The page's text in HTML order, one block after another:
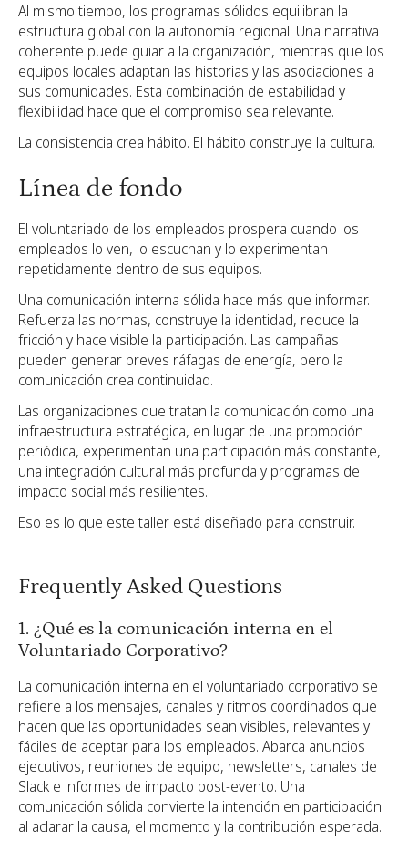
Al mismo tiempo, los programas sólidos equilibran la
estructura global con la autonomía regional. Una narrativa
coherente puede guiar a la organización, mientras que los
equipos locales adaptan las historias y las asociaciones a
sus comunidades. Esta combinación de estabilidad y
flexibilidad hace que el compromiso sea relevante.
La consistencia crea hábito. El hábito construye la cultura.
Línea de fondo
El voluntariado de los empleados prospera cuando los
empleados lo ven, lo escuchan y lo experimentan
repetidamente dentro de sus equipos.
Una comunicación interna sólida hace más que informar.
Refuerza las normas, construye la identidad, reduce la
fricción y hace visible la participación. Las campañas
pueden generar breves ráfagas de energía, pero la
comunicación crea continuidad.
Las organizaciones que tratan la comunicación como una
infraestructura estratégica, en lugar de una promoción
periódica, experimentan una participación más constante,
una integración cultural más profunda y programas de
impacto social más resilientes.
Eso es lo que este taller está diseñado para construir.
Frequently Asked Questions
1. ¿Qué es la comunicación interna en el
Voluntariado Corporativo?
La comunicación interna en el voluntariado corporativo se
refiere a los mensajes, canales y ritmos coordinados que
hacen que las oportunidades sean visibles, relevantes y
fáciles de aceptar para los empleados. Abarca anuncios
ejecutivos, reuniones de equipo, newsletters, canales de
Slack e informes de impacto post-evento. Una
comunicación sólida convierte la intención en participación
al aclarar la causa, el momento y la contribución esperada.